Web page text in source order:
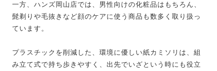
一方、ハンズ岡山店では、男性向けの化粧品はもちろん、
髭剃りや毛抜きなど顔のケアに使う商品も数多く取り扱っ
ています。
プラスチックを削減した、環境に優しい紙カミソリは、組
み立て式で持ち歩きやすく、出先でいざという時にも役立